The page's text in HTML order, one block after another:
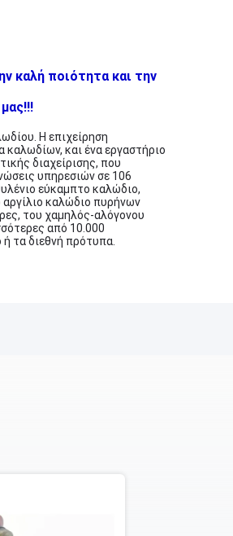
καλή ποιότητα και την
Η επιχείρηση
και ένα εργαστήριο
διαχείρισης, που
υπηρεσιών σε 106
εύκαμπτο καλώδιο,
καλώδιο πυρήνων
του χαμηλός-αλόγονου
από 10.000
τα διεθνή πρότυπα.